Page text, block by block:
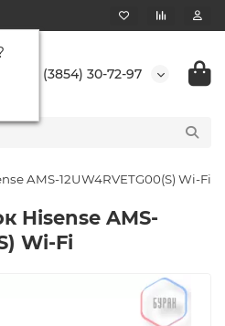
+7 (3854) 30-72-97
AMS-12UW4RVETG00(S) Wi-Fi
Hisense AMS-
Wi-Fi